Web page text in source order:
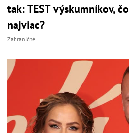
tak: TEST výskumníkov,
najviac?
Zahraničné